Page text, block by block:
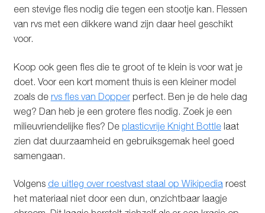
een stevige fles nodig die tegen een stootje kan. Flessen
van rvs met een dikkere wand zijn daar heel geschikt
voor.
Koop ook geen fles die te groot of te klein is voor wat je
doet. Voor een kort moment thuis is een kleiner model
zoals de rvs fles van Dopperperfect. Ben je de hele dag
weg? Dan heb je een grotere fles nodig. Zoek je een
milieuvriendelijke fles? De plasticvrije Knight Bottlelaat
zien dat duurzaamheid en gebruiksgemak heel goed
samengaan.
Volgens de uitleg over roestvast staal op Wikipedia roest
het materiaal niet door een dun, onzichtbaar laagje